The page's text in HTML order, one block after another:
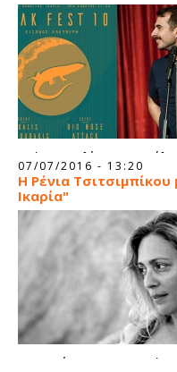
πτήσεις) Ηλία
ευχηθεί, άφθονο γέλιο.
τρόπος που βλέπει τα
πάνε. Από κυνήγησα την
του, σε αυτό το είδος
προσωπικά, το βρίσκω
ευφυές και συχνά
07/07/2016 - 13:20
Η Ρένια Τσιτσιμπίκου
Ικαρία"
ανταρσίες των